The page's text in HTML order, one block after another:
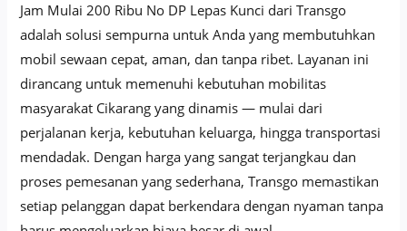
Jam Mulai 200 Ribu No DP Lepas Kunci dari Transgo
adalah solusi sempurna untuk Anda yang membutuhkan
mobil sewaan cepat, aman, dan tanpa ribet. Layanan ini
dirancang untuk memenuhi kebutuhan mobilitas
masyarakat Cikarang yang dinamis — mulai dari
perjalanan kerja, kebutuhan keluarga, hingga transportasi
mendadak. Dengan harga yang sangat terjangkau dan
proses pemesanan yang sederhana, Transgo memastikan
setiap pelanggan dapat berkendara dengan nyaman tanpa